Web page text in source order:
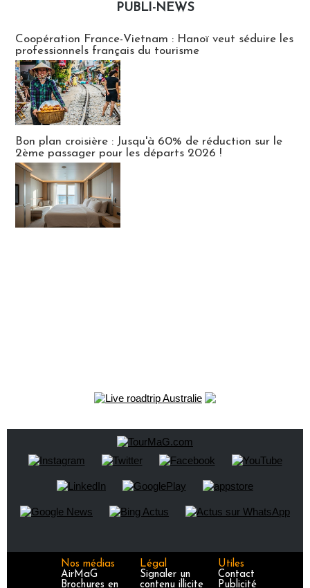
PUBLI-NEWS
Coopération France-Vietnam : Hanoï veut séduire les
professionnels français du tourisme
Bon plan croisière : Jusqu'à 60% de réduction sur le
2ème passager pour les départs 2026 !
Nos médias
AirMaG
Brochures en
Légal
Signaler un
contenu illicite
Utiles
Contact
Publicité